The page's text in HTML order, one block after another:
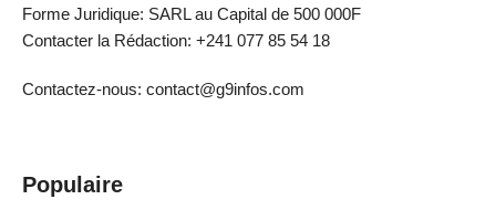
Forme Juridique: SARL au Capital de 500 000F
Contacter la Rédaction: +241 077 85 54 18
Contactez-nous: contact@g9infos.com
Populaire